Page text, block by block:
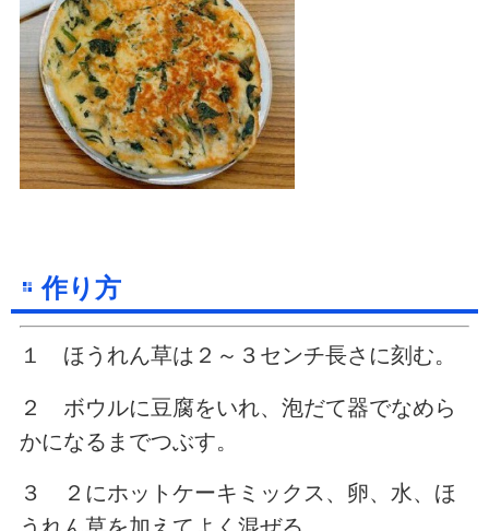
作り方
１ ほうれん草は２～３センチ長さに刻む。
２ ボウルに豆腐をいれ、泡だて器でなめら
かになるまでつぶす。
３ ２にホットケーキミックス、卵、水、ほ